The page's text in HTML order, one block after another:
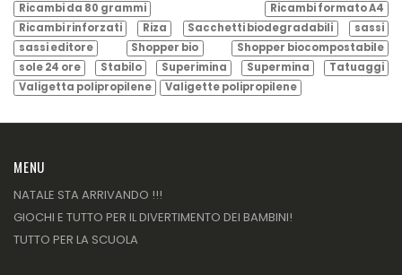
Ricambi da 80 grammi
Ricambi formato A4
Ricambi rinforzati
Riza Sacchetti biodegradabili
sassi
sassi editore
Shopper bio
Shopper biocompostabile
sole 24 ore
Stabilo Superimina Supermina
Tatuaggi
Valigetta polipropilene
Valigette polipropilene
MENU
NATALE STA ARRIVANDO !!!
GIOCHI E TUTTO PER IL DIVERTIMENTO DEI BAMBINI!
TUTTO PER LA SCUOLA